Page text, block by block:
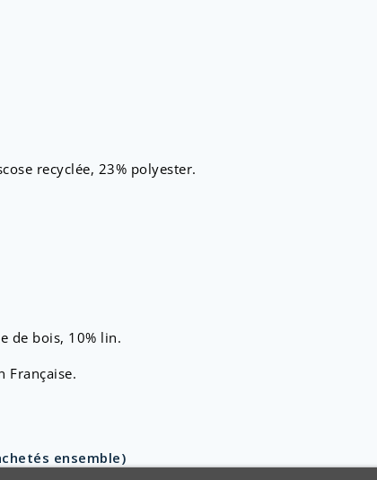
recyclée, 23% polyester.
de bois, 10% lin.
Française.
ensemble)